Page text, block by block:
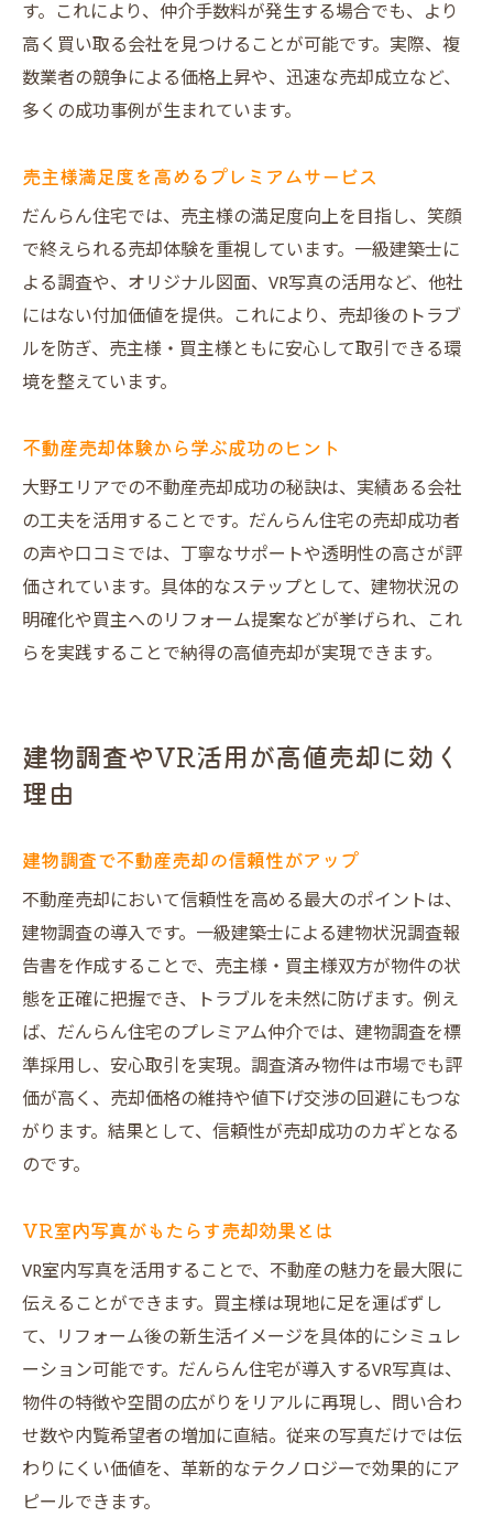
す。これにより、仲介手数料が発生する場合でも、より
高く買い取る会社を見つけることが可能です。実際、複
数業者の競争による価格上昇や、迅速な売却成立など、
多くの成功事例が生まれています。
売主様満足度を高めるプレミアムサービス
だんらん住宅では、売主様の満足度向上を目指し、笑顔
で終えられる売却体験を重視しています。一級建築士に
よる調査や、オリジナル図面、VR写真の活用など、他社
にはない付加価値を提供。これにより、売却後のトラブ
ルを防ぎ、売主様・買主様ともに安心して取引できる環
境を整えています。
不動産売却体験から学ぶ成功のヒント
大野エリアでの不動産売却成功の秘訣は、実績ある会社
の工夫を活用することです。だんらん住宅の売却成功者
の声や口コミでは、丁寧なサポートや透明性の高さが評
価されています。具体的なステップとして、建物状況の
明確化や買主へのリフォーム提案などが挙げられ、これ
らを実践することで納得の高値売却が実現できます。
建物調査やVR活用が高値売却に効く
理由
建物調査で不動産売却の信頼性がアップ
不動産売却において信頼性を高める最大のポイントは、
建物調査の導入です。一級建築士による建物状況調査報
告書を作成することで、売主様・買主様双方が物件の状
態を正確に把握でき、トラブルを未然に防げます。例え
ば、だんらん住宅のプレミアム仲介では、建物調査を標
準採用し、安心取引を実現。調査済み物件は市場でも評
価が高く、売却価格の維持や値下げ交渉の回避にもつな
がります。結果として、信頼性が売却成功のカギとなる
のです。
VR室内写真がもたらす売却効果とは
VR室内写真を活用することで、不動産の魅力を最大限に
伝えることができます。買主様は現地に足を運ばずし
て、リフォーム後の新生活イメージを具体的にシミュレ
ーション可能です。だんらん住宅が導入するVR写真は、
物件の特徴や空間の広がりをリアルに再現し、問い合わ
せ数や内覧希望者の増加に直結。従来の写真だけでは伝
わりにくい価値を、革新的なテクノロジーで効果的にア
ピールできます。